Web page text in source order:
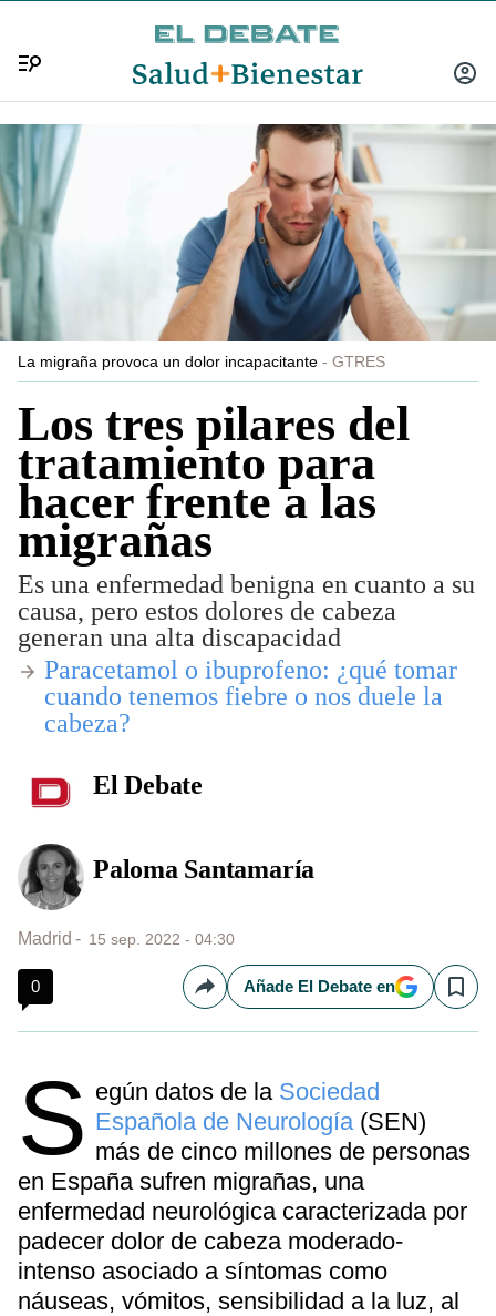
INICIAR
La migraña provoca un dolor incapacitante GTRES
Los tres pilares del
tratamiento para
hacer frente a las
migrañas
Es una enfermedad benigna en cuanto a su
causa, pero estos dolores de cabeza
generan una alta discapacidad
Paracetamol o ibuprofeno: ¿qué tomar
cuando tenemos fiebre o nos duele la
cabeza?
El Debate
Paloma Santamaría
Madrid 15 sep. 2022 - 04:30
0 CompartirAñade El Debate en Save
S egún datos de la Sociedad
Española de Neurología(SEN)
más de cinco millones de personas
en España sufren migrañas, una
enfermedad neurológica caracterizada por
padecer dolor de cabeza moderado-
intenso asociado a síntomas como
náuseas, vómitos, sensibilidad a la luz, al